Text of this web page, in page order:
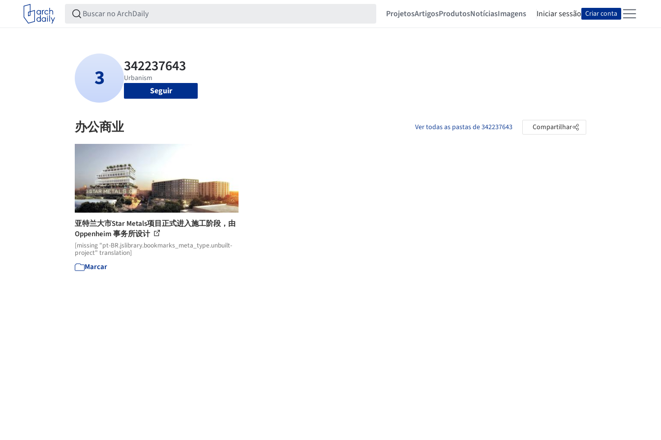
ProjetosArtigosProdutosNotíciasImagens Iniciar sessão Criar conta
Seguir
办公商业 Ver todas as pastas de 342237643 Compartilhar
亚特兰大市Star Metals项目正式进入施工阶段，由
Oppenheim 事务所设计
[missing "pt-BR.jslibrary.bookmarks_meta_type.unbuilt-
project" translation]
Marcar